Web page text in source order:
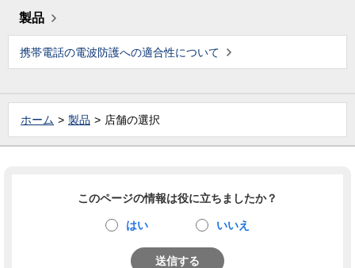
製品
携帯電話の電波防護への適合性について
ホーム 製品 店舗の選択
このページの情報は役に立ちましたか？
はい いいえ
送信する